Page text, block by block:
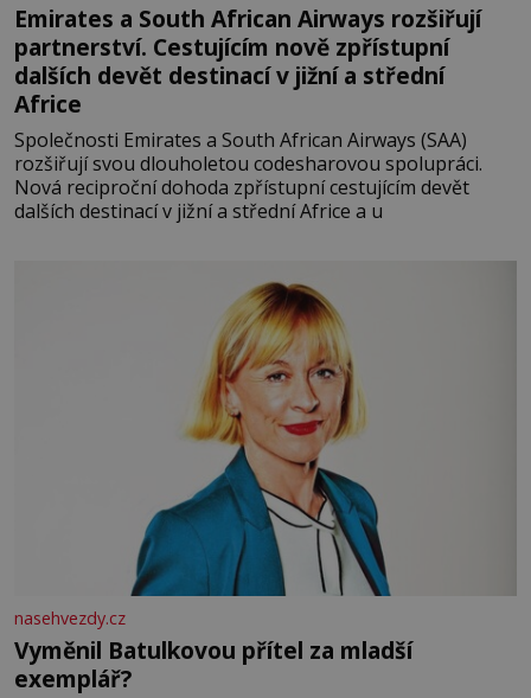
Emirates a South African Airways rozšiřují
partnerství. Cestujícím nově zpřístupní
dalších devět destinací v jižní a střední
Africe
Společnosti Emirates a South African Airways (SAA)
rozšiřují svou dlouholetou codesharovou spolupráci.
Nová reciproční dohoda zpřístupní cestujícím devět
dalších destinací v jižní a střední Africe a u
nasehvezdy.cz
Vyměnil Batulkovou přítel za mladší
exemplář?